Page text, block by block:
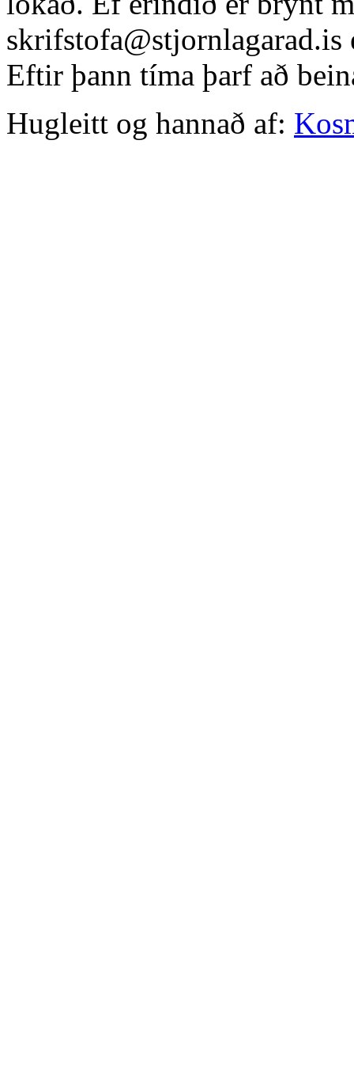
Eftir þann tíma þarf að
Hugleitt og hannað af: